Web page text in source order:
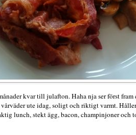
kvar till julafton. Haha nja ser först fram
ute idag, soligt och riktigt varmt.
lunch, stekt ägg, bacon, champinjoner och